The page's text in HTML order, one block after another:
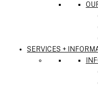
SERVICES +